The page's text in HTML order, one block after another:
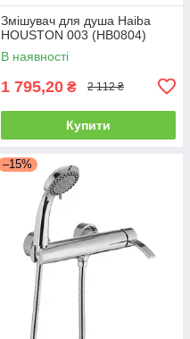
Змішувач для душа Haiba
HOUSTON 003 (HB0804)
В наявності
1 795,20 ₴ 2 112 ₴
Купити
–15%